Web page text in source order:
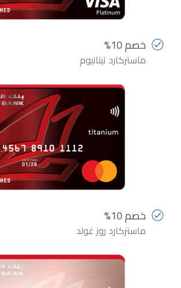
خصم 10%
ماستركارد تيتانيوم
خصم 10%
ماستركارد روز غولد